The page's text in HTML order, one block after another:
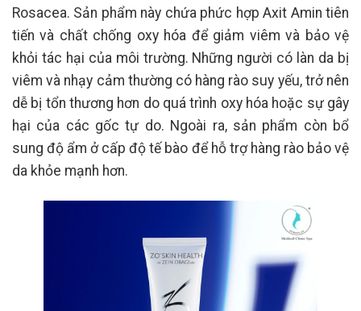
Rosacea. Sản phẩm này chứa phức hợp Axit Amin tiên
tiến và chất chống oxy hóa để giảm viêm và bảo vệ
khỏi tác hại của môi trường. Những người có làn da bị
viêm và nhạy cảm thường có hàng rào suy yếu, trở nên
dễ bị tổn thương hơn do quá trình oxy hóa hoặc sự gây
hại của các gốc tự do. Ngoài ra, sản phẩm còn bổ
sung độ ẩm ở cấp độ tế bào để hỗ trợ hàng rào bảo vệ
da khỏe mạnh hơn.